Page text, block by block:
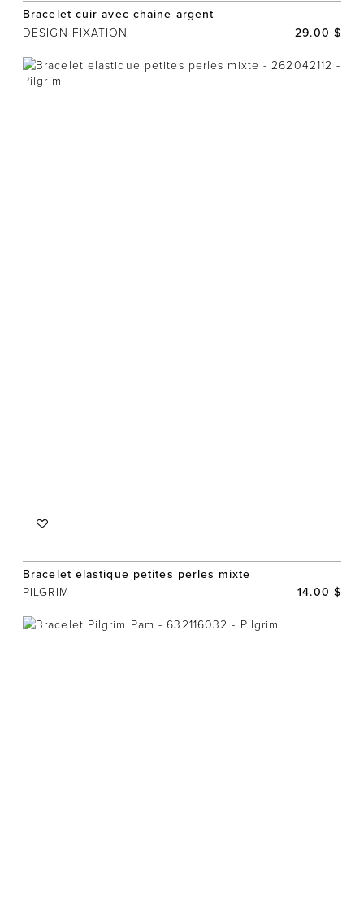
Bracelet cuir avec chaine argent
DESIGN FIXATION 29.00 $
Bracelet elastique petites perles mixte
PILGRIM 14.00 $